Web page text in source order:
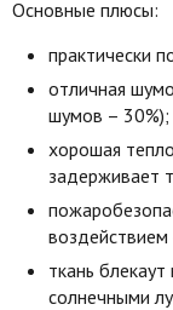
Основные плюсы:
практически
отличная
шумов – 30%);
хорошая
задерживает
воздействием
ткань
солнечными